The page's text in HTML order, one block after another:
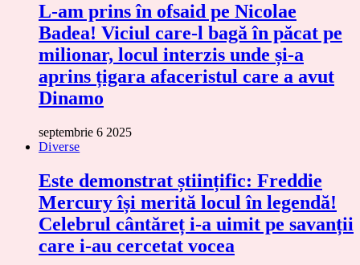
L-am prins în ofsaid pe Nicolae
Badea! Viciul care-l bagă în păcat pe
milionar, locul interzis unde și-a
aprins țigara afaceristul care a avut
Dinamo
septembrie 6 2025
Diverse
Este demonstrat științific: Freddie
Mercury își merită locul în legendă!
Celebrul cântăreț i-a uimit pe savanții
care i-au cercetat vocea